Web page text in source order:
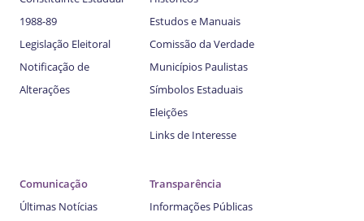
1988-89
Legislação Eleitoral
Notificação de
Alterações
Estudos e Manuais
Comissão da Verdade
Municípios Paulistas
Símbolos Estaduais
Eleições
Links de Interesse
Comunicação
Últimas Notícias
Transparência
Informações Públicas